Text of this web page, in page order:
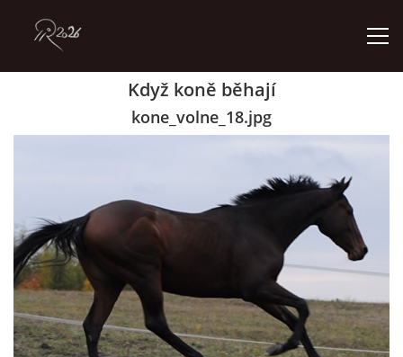
KONTAKT
© 2026 eStránky.cz
Když koně běhají
kone_volne_18.jpg